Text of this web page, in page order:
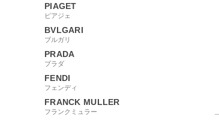
PIAGET
ピアジェ
BVLGARI
ブルガリ
PRADA
プラダ
FENDI
フェンディ
FRANCK MULLER
フランクミュラー